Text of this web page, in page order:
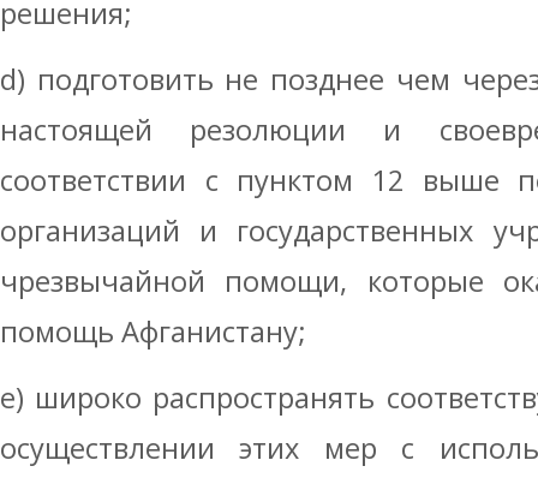
решения;
d) подготовить не позднее чем
настоящей резолюции и
соответствии с пунктом 12 выше
организаций и государственных
чрезвычайной помощи, которые
помощь Афганистану;
e) широко распространять
осуществлении этих мер с